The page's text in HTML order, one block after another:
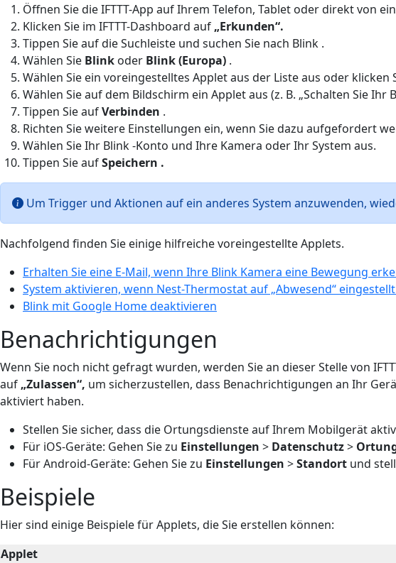
Öffnen Sie die IFTTT-App auf Ihrem Telefon, Tablet oder direkt von
Klicken Sie im IFTTT-Dashboard auf „Erkunden“.
Tippen Sie auf die Suchleiste und suchen Sie nach Blink .
Wählen Sie Blink oder Blink (Europa) .
Wählen Sie ein voreingestelltes Applet aus der Liste aus oder klicken
Wählen Sie auf dem Bildschirm ein Applet aus (z. B. „Schalten Sie
Tippen Sie aufVerbinden .
Richten Sie weitere Einstellungen ein, wenn Sie dazu aufgefordert
Wählen Sie Ihr Blink -Konto und Ihre Kamera oder Ihr System aus.
Tippen Sie aufSpeichern .
Um Trigger und Aktionen auf ein anderes System anzuwenden,
Nachfolgend finden Sie einige hilfreiche voreingestellte Applets.
Erhalten Sie eine E-Mail, wenn Ihre Blink Kamera eine Bewegung
System aktivieren, wenn Nest-Thermostat auf „Abwesend“
Blink mit Google Home deaktivieren
Benachrichtigungen
Wenn Sie noch nicht gefragt wurden, werden Sie an dieser Stelle von
auf „Zulassen“, um sicherzustellen, dass Benachrichtigungen an Ihr
aktiviert haben.
Stellen Sie sicher, dass die Ortungsdienste auf Ihrem Mobilgerät
Für iOS-Geräte: Gehen Sie zu Einstellungen > Datenschutz>
Für Android-Geräte: Gehen Sie zu Einstellungen >Standort und
Beispiele
Hier sind einige Beispiele für Applets, die Sie erstellen können:
Applet